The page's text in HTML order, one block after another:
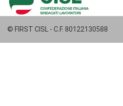
© FIRST CISL - C.F. 80122130588